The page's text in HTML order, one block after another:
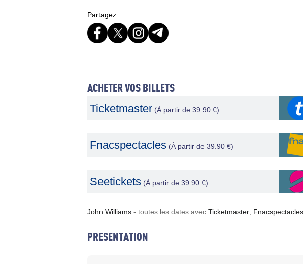
Partagez
ACHETER VOS BILLETS
Ticketmaster (À partir de 39.90 €)
Fnacspectacles (À partir de 39.90 €)
Seetickets (À partir de 39.90 €)
John Williams - toutes les dates avec Ticketmaster Fnacspectacles
PRESENTATION